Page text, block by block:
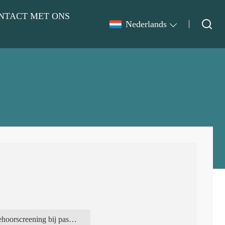
MET ONS
Nederlands
Gehoorscreening bij pasgeborenen